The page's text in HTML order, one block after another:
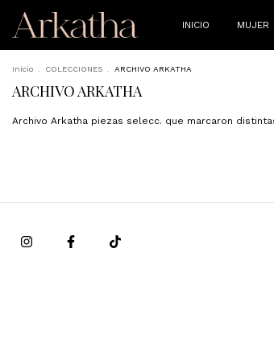
INICIO MUJER
Inicio COLECCIONES ARCHIVO ARKATHA
ARCHIVO ARKATHA
Archivo Arkatha piezas selecc. que marcaron